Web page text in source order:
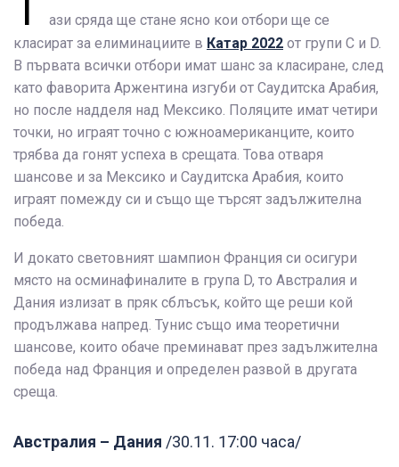
ази сряда ще стане ясно кои отбори ще се
класират за елиминациите в Катар 2022 от групи C и D.
В първата всички отбори имат шанс за класиране, след
като фаворита Аржентина изгуби от Саудитска Арабия,
но после надделя над Мексико. Поляците имат четири
точки, но играят точно с южноамериканците, които
трябва да гонят успеха в срещата. Това отваря
шансове и за Мексико и Саудитска Арабия, които
играят помежду си и също ще търсят задължителна
победа.
И докато световният шампион Франция си осигури
място на осминафиналите в група D, то Австралия и
Дания излизат в пряк сблъсък, който ще реши кой
продължава напред. Тунис също има теоретични
шансове, които обаче преминават през задължителна
победа над Франция и определен развой в другата
среща.
Австралия – Дания /30.11. 17:00 часа/